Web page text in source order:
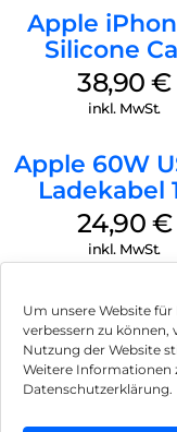
Um unsere Website
verbessern zu können,
Nutzung der Website
Weitere Informationen
Datenschutzerklärung.
Apple
Silicone
MagSafe
38,90€
inkl. MwSt.
Apple 60W
Ladekabel
Weiß
24,90 €
inkl. MwSt.
Impressum